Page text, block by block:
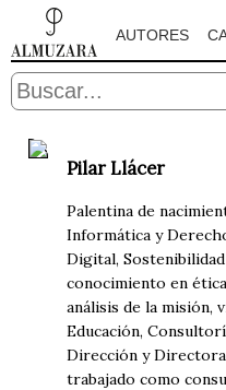
AUTORES
Pilar Llácer
Palentina de
Informática y
Digital,
conocimiento en
análisis de la misión,
Educación,
Dirección y Directora
trabajado como